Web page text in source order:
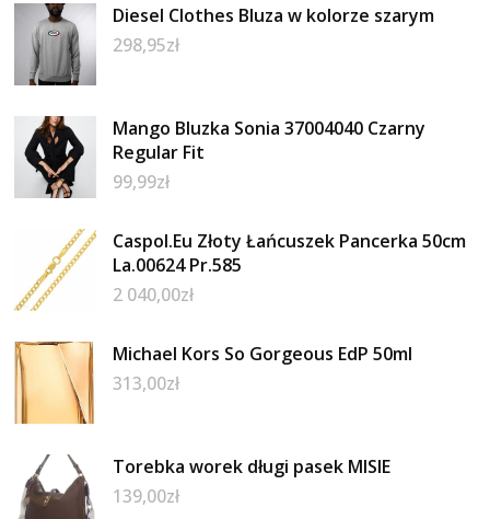
Diesel Clothes Bluza w kolorze szarym
298,95zł
Mango Bluzka Sonia 37004040 Czarny
Regular Fit
99,99zł
Caspol.Eu Złoty Łańcuszek Pancerka 50cm
La.00624 Pr.585
2 040,00zł
Michael Kors So Gorgeous EdP 50ml
313,00zł
Torebka worek długi pasek MISIE
139,00zł